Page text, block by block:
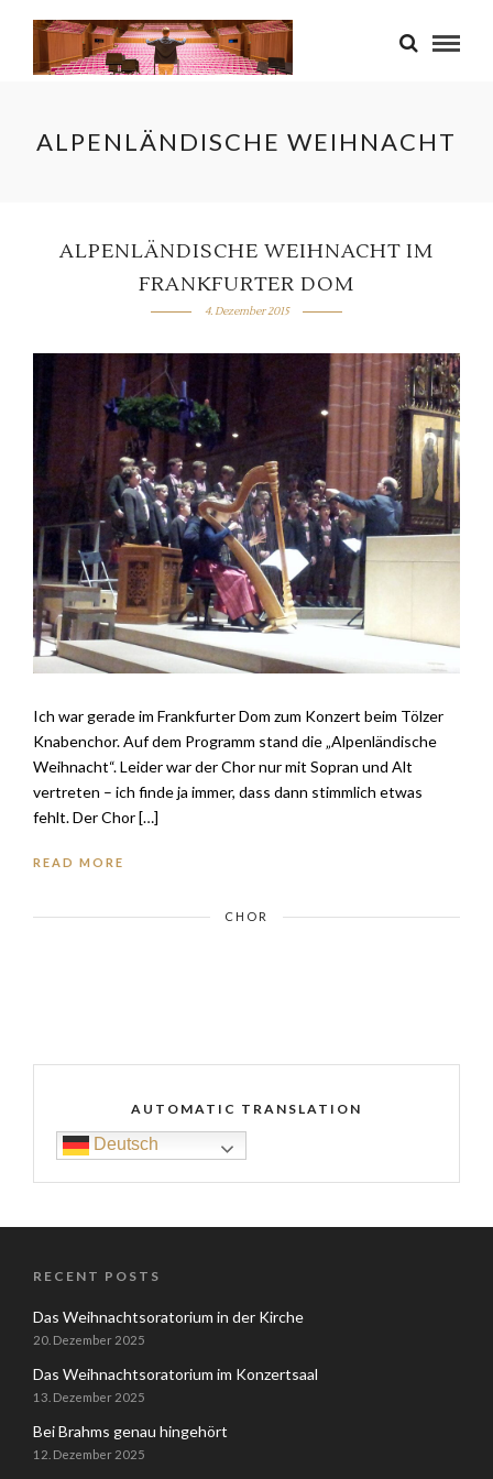
ALPENLÄNDISCHE WEIHNACHT
ALPENLÄNDISCHE WEIHNACHT IM
FRANKFURTER DOM
4. Dezember 2015
Ich war gerade im Frankfurter Dom zum Konzert beim Tölzer
Knabenchor. Auf dem Programm stand die „Alpenländische
Weihnacht“. Leider war der Chor nur mit Sopran und Alt
vertreten – ich finde ja immer, dass dann stimmlich etwas
fehlt. Der Chor […]
READ MORE
CHOR
AUTOMATIC TRANSLATION
Deutsch
RECENT POSTS
Das Weihnachtsoratorium in der Kirche
20. Dezember 2025
Das Weihnachtsoratorium im Konzertsaal
13. Dezember 2025
Bei Brahms genau hingehört
12. Dezember 2025